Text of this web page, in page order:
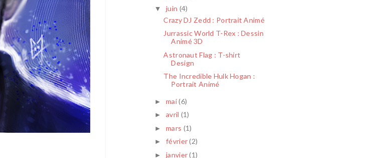
▼ juin (4)
Crazy DJ Zedd : Portrait Animé
Jurrassic World T-Rex : Dessin
Animé 3D
Astronaut Flag : T-shirt
Design
The Incredible Hulk Hogan :
Portrait Animé
►mai(6)
►avril (1)
►mars (1)
►février(2)
►janvier(1)